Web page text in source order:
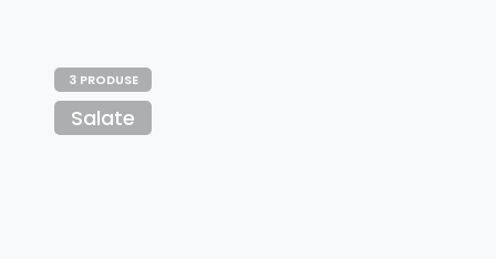
3 PRODUSE
Salate